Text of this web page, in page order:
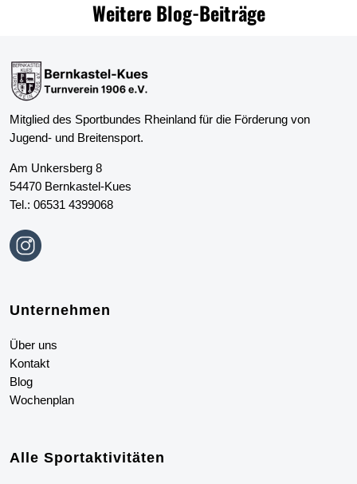
Weitere Blog-Beiträge
Mitglied des Sportbundes Rheinland für die Förderung von
Jugend- und Breitensport.
Am Unkersberg 8
54470 Bernkastel-Kues
Tel.: 06531 4399068
Unternehmen
Über uns
Kontakt
Blog
Wochenplan
Alle Sportaktivitäten